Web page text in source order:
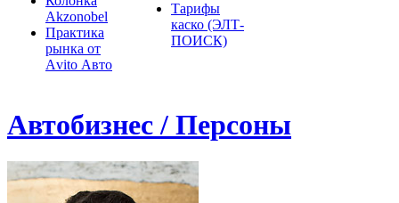
Akzonobel
Практика
рынка от
Аvito Авто
Тарифы
каско (ЭЛТ-
ПОИСК)
Автобизнес / Персоны